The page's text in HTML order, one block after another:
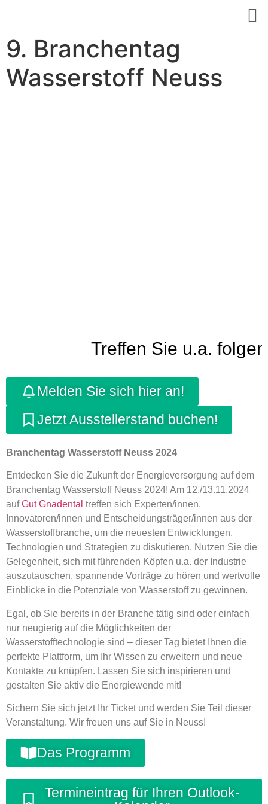
9. Branchentag
Wasserstoff Neuss
Treffen Sie u.a.
Melden Sie sich hier an!
Jetzt Ausstellerstand buchen!
Branchentag Wasserstoff Neuss 2024
Entdecken Sie die Zukunft der Energieversorgung auf dem
Branchentag Wasserstoff Neuss 2024! Am 12./13.11.2024
aufGut Gnadental treffen sich Experten/innen,
Innovatoren/innen und Entscheidungsträger/innen aus der
Wasserstoffbranche, um die neuesten Entwicklungen,
Technologien und Strategien zu diskutieren. Nutzen Sie die
Gelegenheit, sich mit führenden Köpfen u.a. der Industrie
auszutauschen, spannende Vorträge zu hören und wertvolle
Einblicke in die Potenziale von Wasserstoff zu gewinnen.
Egal, ob Sie bereits in der Branche tätig sind oder einfach
nur neugierig auf die Möglichkeiten der
Wasserstofftechnologie sind – dieser Tag bietet Ihnen die
perfekte Plattform, um Ihr Wissen zu erweitern und neue
Kontakte zu knüpfen. Lassen Sie sich inspirieren und
gestalten Sie aktiv die Energiewende mit!
Sichern Sie sich jetzt Ihr Ticket und werden Sie Teil dieser
Veranstaltung. Wir freuen uns auf Sie in Neuss!
Das Programm
Termineintrag für Ihren Outlook-